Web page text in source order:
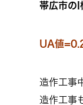
帯広市の
UA値
造作工事
造作工事